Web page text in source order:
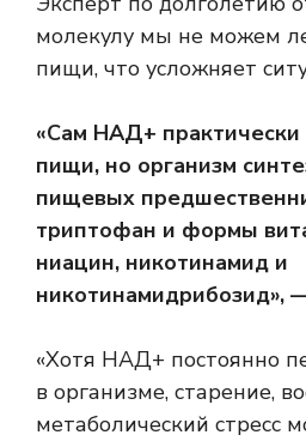
молекулу мы не можем
пищи, что усложняет
«Сам НАД+ практически
пищи, но организм
пищевых
триптофан и формы
ниацин, никотинамид и
никотинамидрибозид»,
«Хотя НАД+ постоянно
в организме, старение,
метаболический стресс